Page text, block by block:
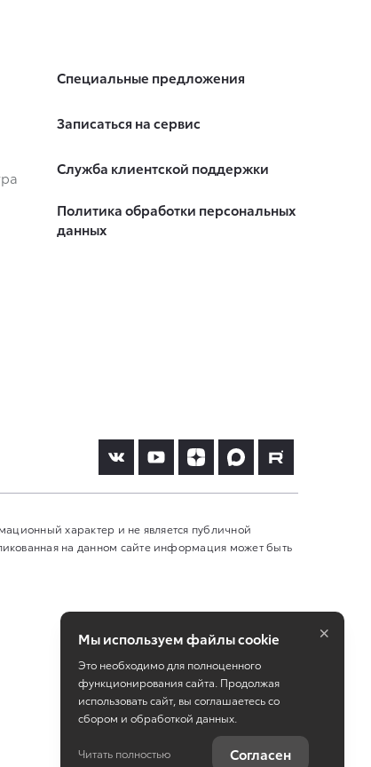
Специальные предложения
Записаться на сервис
Служба клиентской поддержки
Политика обработки персональных
данных
характер и не является публичной
на данном сайте информация может быть
Работает на технологиях
Мы используем файлы cookie
Это необходимо для полноценного
функционирования сайта. Продолжая
использовать сайт, вы соглашаетесь со
сбором и обработкой данных.
Читать полностью Согласен
×